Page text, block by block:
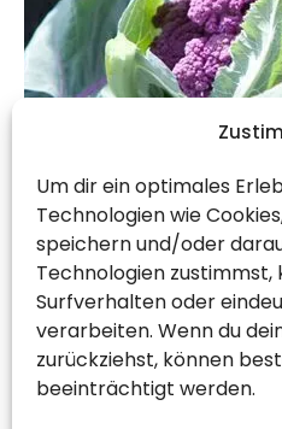
Um dir ein optimales
Technologien wie
speichern und/oder
Technologien zustimmst,
Surfverhalten oder
verarbeiten. Wenn du
zurückziehst, können
beeinträchtigt werden.